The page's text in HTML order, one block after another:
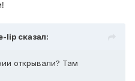
lip сказал:
открывали? Там